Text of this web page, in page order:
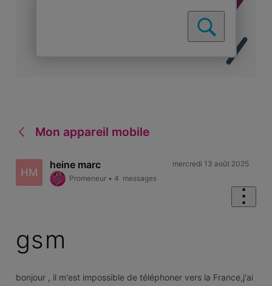
Mon appareil mobile
HM
heine marc
Promeneur • 4 messages
mercredi 13 août 2025
gsm
bonjour , il m'est impossible de téléphoner vers la France,j'ai